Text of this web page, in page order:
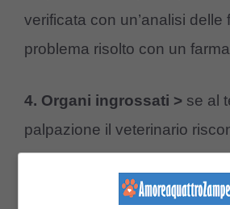
verificata con un’analisi delle
problema risolto con un
4. Organi ingrossati > se al
palpazione il veterinario
di una massa addominale,
un tumore al fegato che